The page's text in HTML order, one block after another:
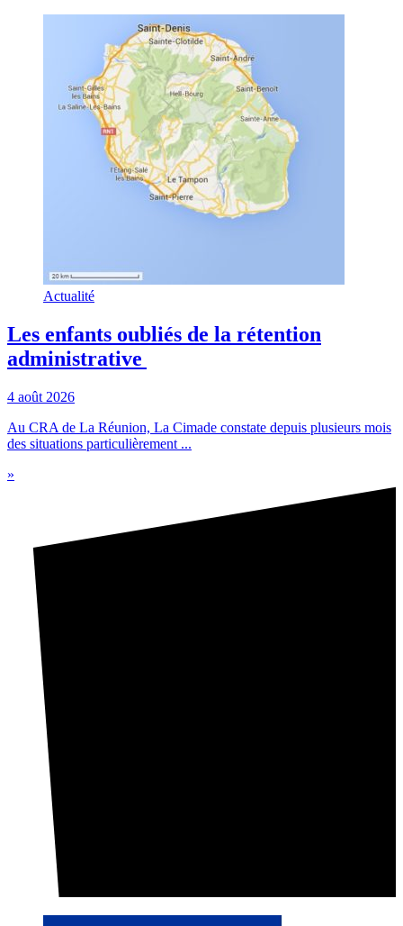
Actualité
Les enfants oubliés de la rétention
administrative
4 août 2026
Au CRA de La Réunion, La Cimade constate depuis plusieurs mois
des situations particulièrement ...
»